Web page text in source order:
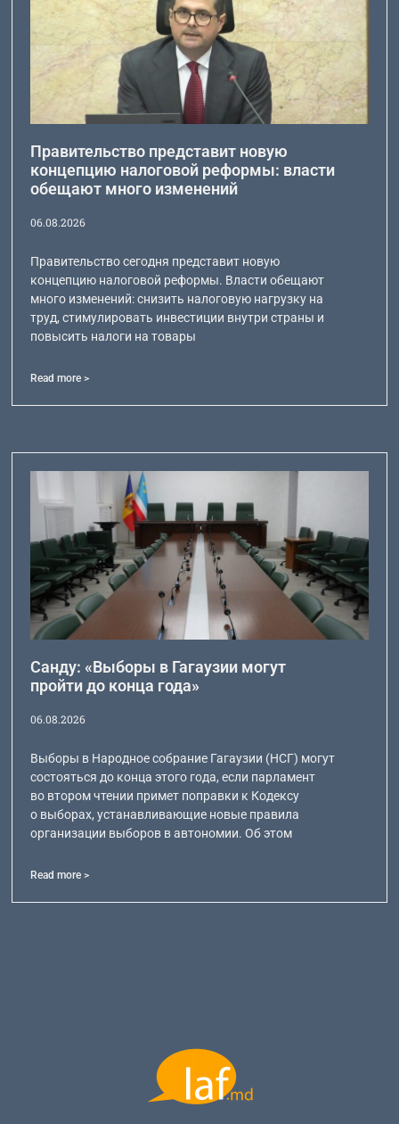
Правительство представит новую
концепцию налоговой реформы: власти
обещают много изменений
06.08.2026
Правительство сегодня представит новую
концепцию налоговой реформы. Власти обещают
много изменений: снизить налоговую нагрузку на
труд, стимулировать инвестиции внутри страны и
повысить налоги на товары
Read more >
Санду: «Выборы в Гагаузии могут
пройти до конца года»
06.08.2026
Выборы в Народное собрание Гагаузии (НСГ) могут
состояться до конца этого года, если парламент
во втором чтении примет поправки к Кодексу
о выборах, устанавливающие новые правила
организации выборов в автономии. Об этом
Read more >